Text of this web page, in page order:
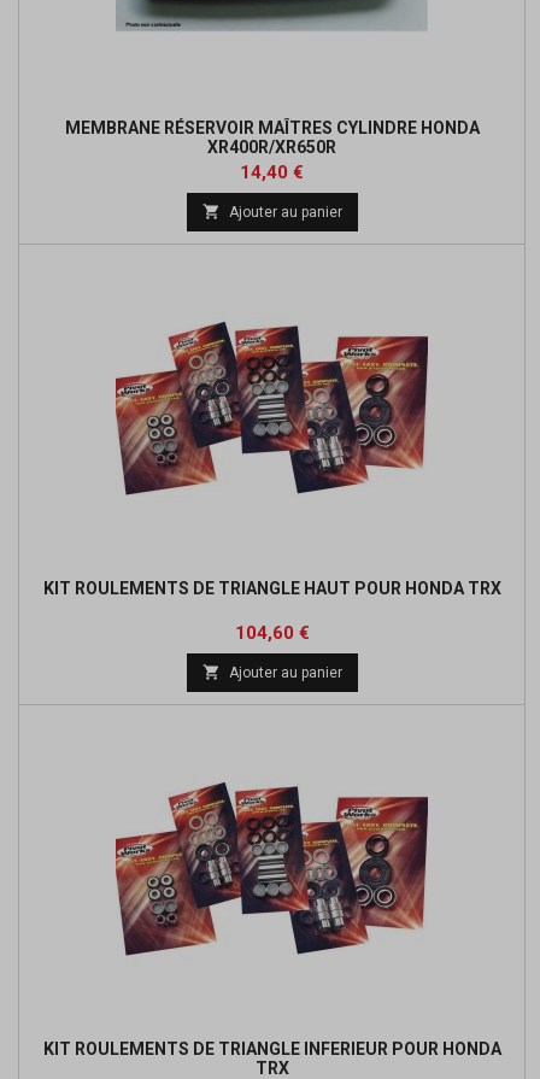
MEMBRANE RÉSERVOIR MAÎTRES CYLINDRE HONDA
XR400R/XR650R
Prix
14,40 €
base
 Ajouter au panier
KIT ROULEMENTS DE TRIANGLE HAUT POUR HONDA TRX
Prix
104,60 €Prix
de
base
 Ajouter au panier
KIT ROULEMENTS DE TRIANGLE INFERIEUR POUR HONDA
TRX